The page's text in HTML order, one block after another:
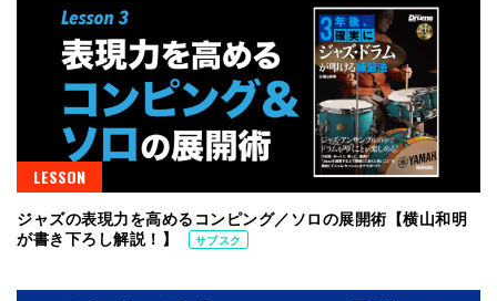
LESSON
ジャズの表現力を高めるコンピング／ソロの展開術【横山和明
が書き下ろし解説！】
サブスク